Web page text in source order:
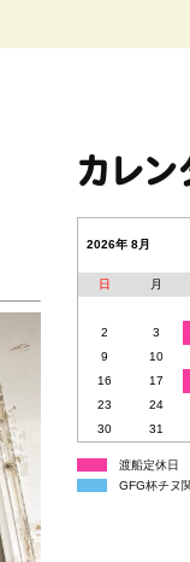
カレン
2026年 8月
日 月
2
3
9
10
16
17
23
24
30
31
渡船定休日
GFG杯チヌ